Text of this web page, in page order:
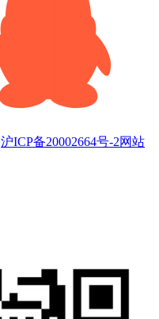
沪ICP备20002664号-2网站